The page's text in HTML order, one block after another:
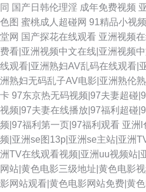
同 国产日韩伦理淫 成年免费视频
色图 蜜桃成人超碰网 91精品小视频
堂网 国产探花在线观看 亚洲视频
费看|亚洲视频中文在线|亚洲视频
线观看|亚洲熟妇AV乱码在线观看|
洲熟妇无码乱子AV电影|亚洲熟伦
卡 97东京热无码视频|97夫妻超碰
视频|97夫妻在线播放|97福利超碰
频|97福利第一页|97福利观看 亚洲l
频|亚洲se图13p|亚洲se主站|亚洲
洲TV在线观看视频|亚洲uu视频站|
网站|黄色电影三级地址|黄色电影
影网站观看|黄色电影网站免费|黄